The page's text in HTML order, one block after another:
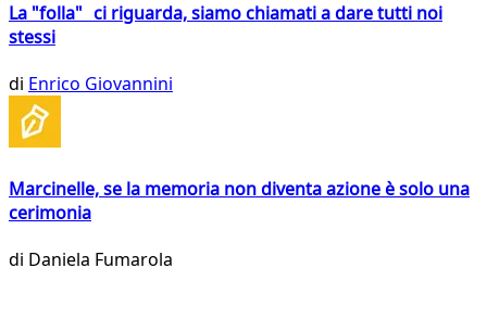
La "folla" ci riguarda, siamo chiamati a dare tutti noi
stessi
di Enrico Giovannini
Marcinelle, se la memoria non diventa azione è solo una
cerimonia
di Daniela Fumarola